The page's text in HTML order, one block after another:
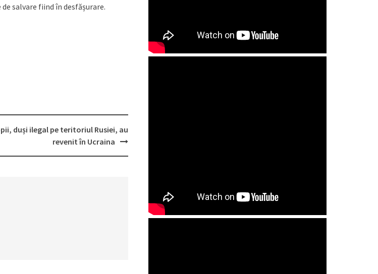
salvare fiind în desfășurare.
duși ilegal pe teritoriul Rusiei, au
revenit în Ucraina